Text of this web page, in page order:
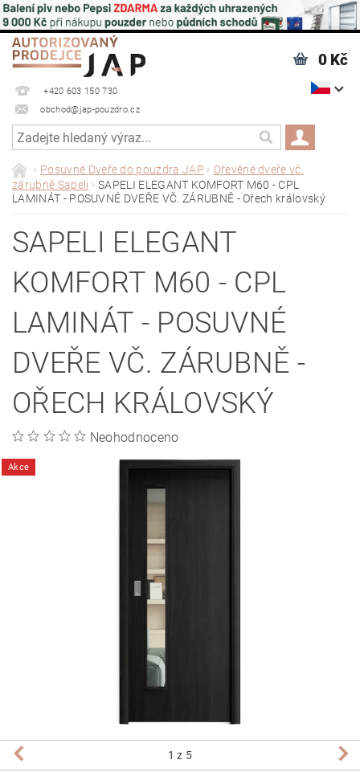
+420 603 150 730
obchod@jap-pouzdro.cz
0 Kč
Posuvné Dveře do pouzdra JAP
Dřevěné dveře vč.
zárubně Sapeli
SAPELI ELEGANT KOMFORT M60 - CPL
LAMINÁT - POSUVNÉ DVEŘE VČ. ZÁRUBNĚ - Ořech královský
SAPELI ELEGANT
KOMFORT M60 - CPL
LAMINÁT - POSUVNÉ
DVEŘE VČ. ZÁRUBNĚ -
OŘECH KRÁLOVSKÝ
Neohodnoceno
Akce
1 z 5